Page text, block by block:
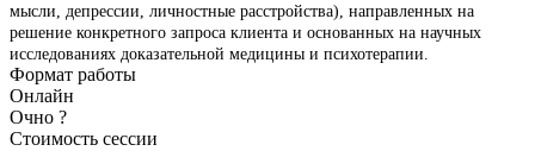
мысли, депрессии, личностные расстройства), направленных на
решение конкретного запроса клиента и основанных на научных
исследованиях доказательной медицины и психотерапии.
Формат работы
Онлайн
Очно ?
Стоимость сессии